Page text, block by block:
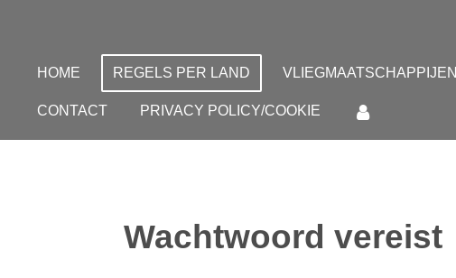
naarHOME REGELS PER LAND VLIEGMAATSCHAPPIJEN
CONTACT PRIVACY POLICY/COOKIE
Wachtwoord vereist